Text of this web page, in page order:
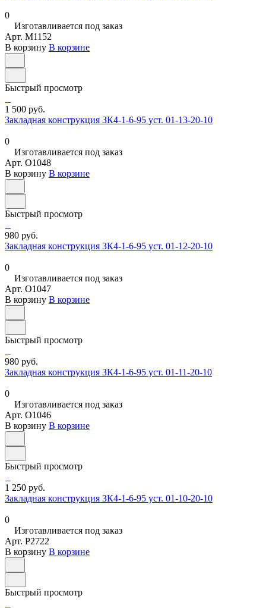
0
Изготавливается под заказ
Арт. M1152
В корзину В корзине
Быстрый просмотр
1 500 руб.
Закладная конструкция ЗК4-1-6-95 уст. 01-13-20-10
0
Изготавливается под заказ
Арт. O1048
В корзину В корзине
Быстрый просмотр
980 руб.
Закладная конструкция ЗК4-1-6-95 уст. 01-12-20-10
0
Изготавливается под заказ
Арт. O1047
В корзину В корзине
Быстрый просмотр
980 руб.
Закладная конструкция ЗК4-1-6-95 уст. 01-11-20-10
0
Изготавливается под заказ
Арт. O1046
В корзину В корзине
Быстрый просмотр
1 250 руб.
Закладная конструкция ЗК4-1-6-95 уст. 01-10-20-10
0
Изготавливается под заказ
Арт. P2722
В корзину В корзине
Быстрый просмотр